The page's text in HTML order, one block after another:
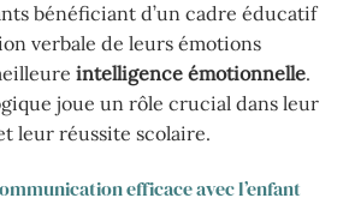
bénéficiant d’un cadre éducatif
verbale de leurs émotions
intelligence émotionnelle.
joue un rôle crucial dans leur
leur réussite scolaire.
efficace avec l’enfant